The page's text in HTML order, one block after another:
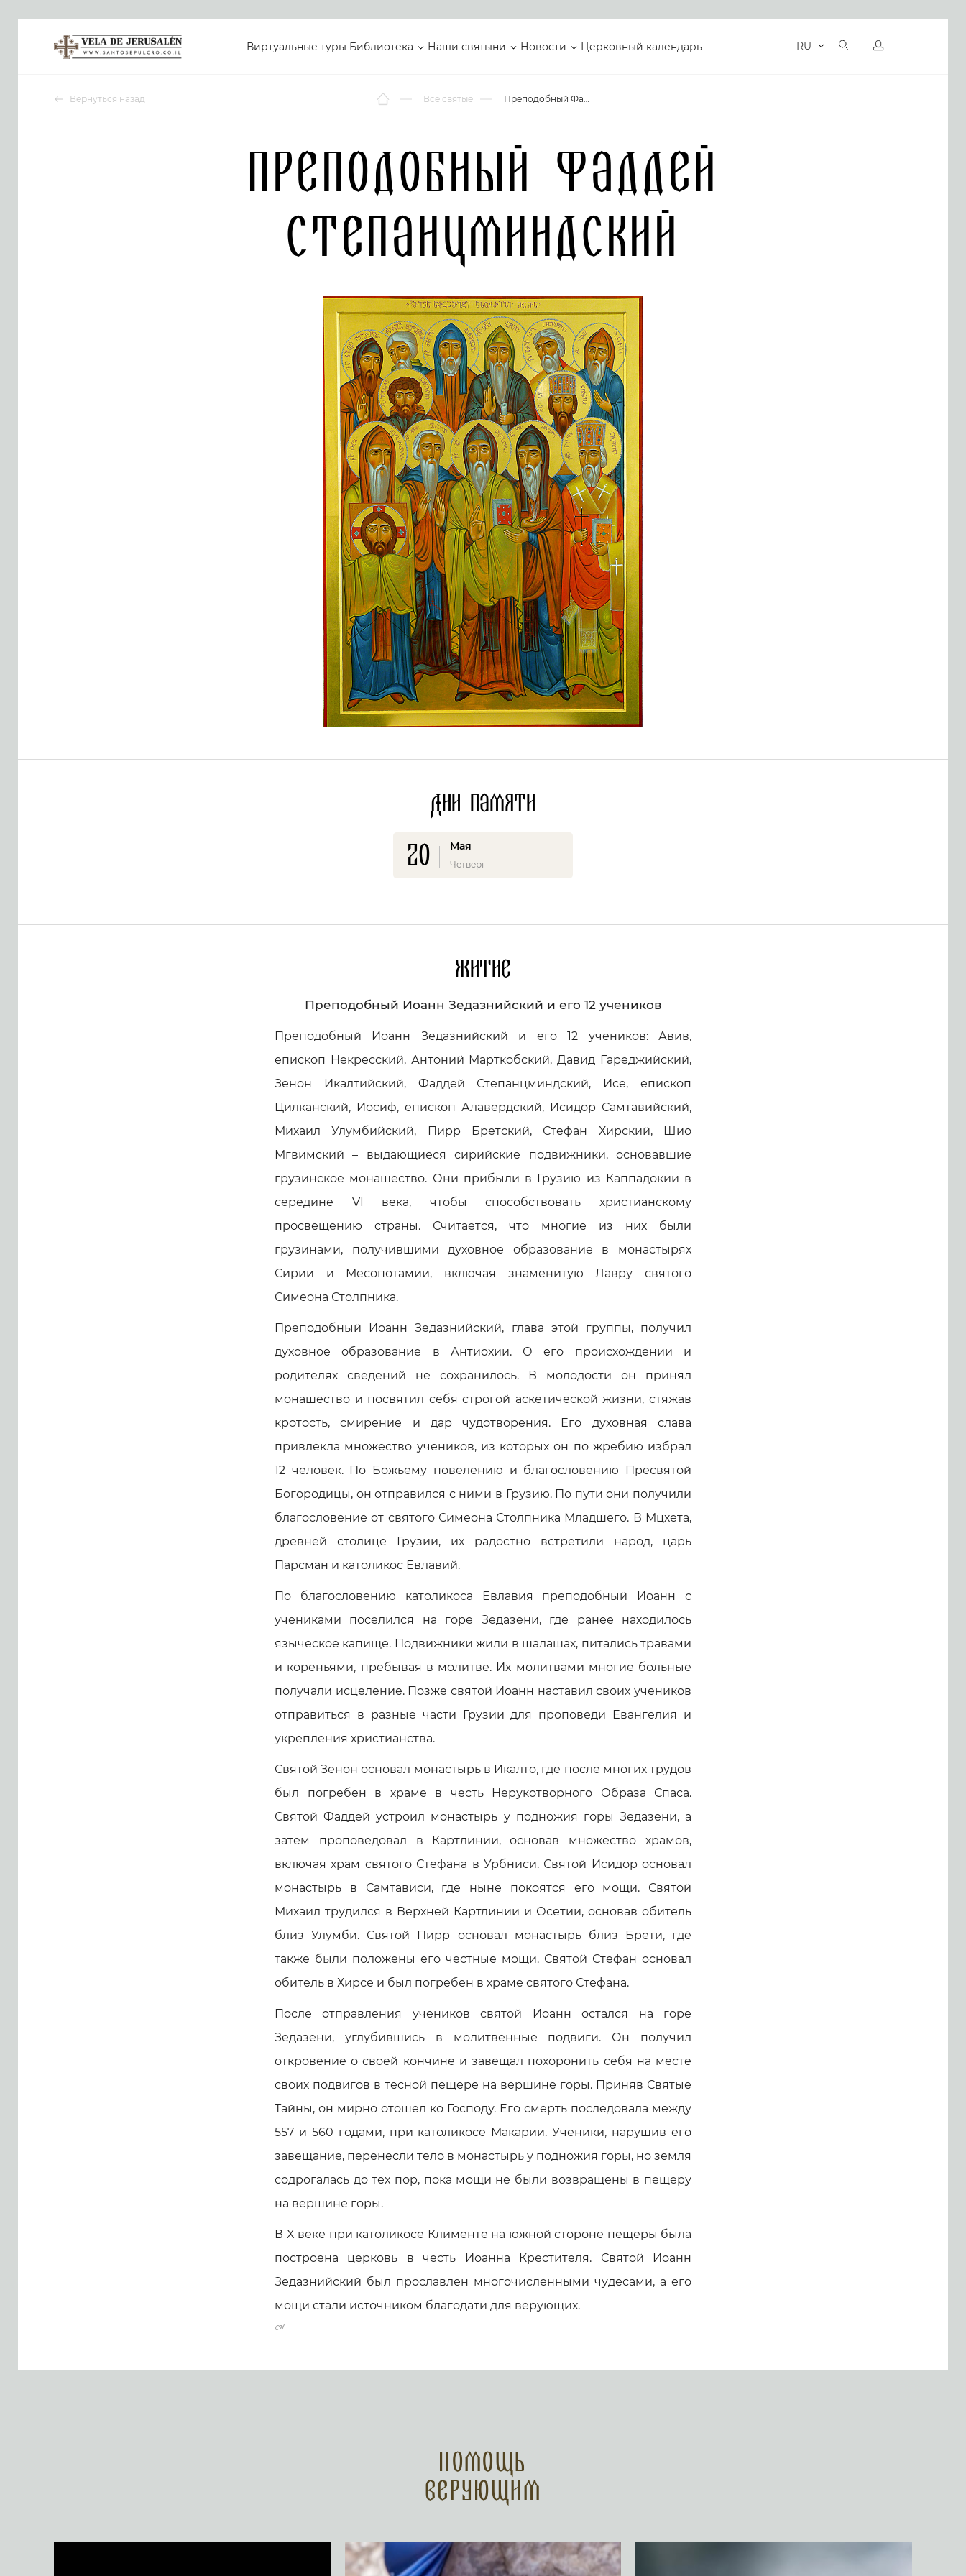
Виртуальные туры Библиотека Наши святыни Новости Церковный календарь RU
Вернуться назад Все святые Преподобный Фаддей Степанцминдский
Преподобный Фаддей
Степанцминдский
Дни памяти
20 Мая
Четверг
Житие
Преподобный Иоанн Зедазнийский и его 12 учеников
Преподобный Иоанн Зедазнийский и его 12 учеников: Авив,
епископ Некресский, Антоний Марткобский, Давид Гареджийский,
Зенон Икалтийский, Фаддей Степанцминдский, Исе, епископ
Цилканский, Иосиф, епископ Алавердский, Исидор Самтавийский,
Михаил Улумбийский, Пирр Бретский, Стефан Хирский, Шио
Мгвимский – выдающиеся сирийские подвижники, основавшие
грузинское монашество. Они прибыли в Грузию из Каппадокии в
середине VI века, чтобы способствовать христианскому
просвещению страны. Считается, что многие из них были
грузинами, получившими духовное образование в монастырях
Сирии и Месопотамии, включая знаменитую Лавру святого
Симеона Столпника.
Преподобный Иоанн Зедазнийский, глава этой группы, получил
духовное образование в Антиохии. О его происхождении и
родителях сведений не сохранилось. В молодости он принял
монашество и посвятил себя строгой аскетической жизни, стяжав
кротость, смирение и дар чудотворения. Его духовная слава
привлекла множество учеников, из которых он по жребию избрал
12 человек. По Божьему повелению и благословению Пресвятой
Богородицы, он отправился с ними в Грузию. По пути они получили
благословение от святого Симеона Столпника Младшего. В Мцхета,
древней столице Грузии, их радостно встретили народ, царь
Парсман и католикос Евлавий.
По благословению католикоса Евлавия преподобный Иоанн с
учениками поселился на горе Зедазени, где ранее находилось
языческое капище. Подвижники жили в шалашах, питались травами
и кореньями, пребывая в молитве. Их молитвами многие больные
получали исцеление. Позже святой Иоанн наставил своих учеников
отправиться в разные части Грузии для проповеди Евангелия и
укрепления христианства.
Святой Зенон основал монастырь в Икалто, где после многих трудов
был погребен в храме в честь Нерукотворного Образа Спаса.
Святой Фаддей устроил монастырь у подножия горы Зедазени, а
затем проповедовал в Картлинии, основав множество храмов,
включая храм святого Стефана в Урбниси. Святой Исидор основал
монастырь в Самтависи, где ныне покоятся его мощи. Святой
Михаил трудился в Верхней Картлинии и Осетии, основав обитель
близ Улумби. Святой Пирр основал монастырь близ Брети, где
также были положены его честные мощи. Святой Стефан основал
обитель в Хирсе и был погребен в храме святого Стефана.
После отправления учеников святой Иоанн остался на горе
Зедазени, углубившись в молитвенные подвиги. Он получил
откровение о своей кончине и завещал похоронить себя на месте
своих подвигов в тесной пещере на вершине горы. Приняв Святые
Тайны, он мирно отошел ко Господу. Его смерть последовала между
557 и 560 годами, при католикосе Макарии. Ученики, нарушив его
завещание, перенесли тело в монастырь у подножия горы, но земля
содрогалась до тех пор, пока мощи не были возвращены в пещеру
на вершине горы.
В X веке при католикосе Клименте на южной стороне пещеры была
построена церковь в честь Иоанна Крестителя. Святой Иоанн
Зедазнийский был прославлен многочисленными чудесами, а его
мощи стали источником благодати для верующих.
Помощь
верующим